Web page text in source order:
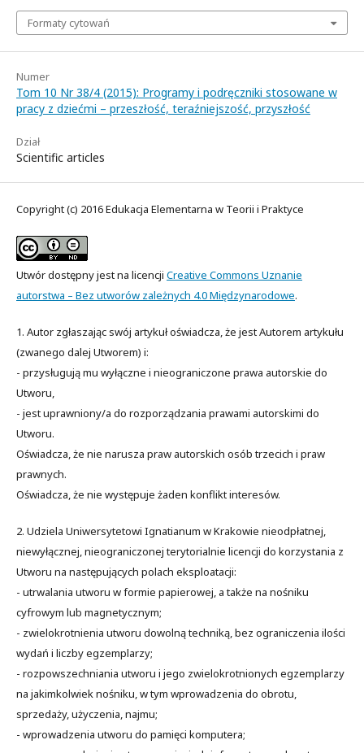
Formaty cytowań
Numer
Tom 10 Nr 38/4 (2015): Programy i podręczniki stosowane w
pracy z dziećmi – przeszłość, teraźniejszość, przyszłość
Dział
Scientific articles
Copyright (c) 2016 Edukacja Elementarna w Teorii i Praktyce
Utwór dostępny jest na licencji Creative Commons Uznanie
autorstwa – Bez utworów zależnych 4.0 Międzynarodowe.
1. Autor zgłaszając swój artykuł oświadcza, że jest Autorem artykułu
(zwanego dalej Utworem) i:
- przysługują mu wyłączne i nieograniczone prawa autorskie do
Utworu,
- jest uprawniony/a do rozporządzania prawami autorskimi do
Utworu.
Oświadcza, że nie narusza praw autorskich osób trzecich i praw
prawnych.
Oświadcza, że nie występuje żaden konflikt interesów.
2. Udziela Uniwersytetowi Ignatianum w Krakowie nieodpłatnej,
niewyłącznej, nieograniczonej terytorialnie licencji do korzystania z
Utworu na następujących polach eksploatacji:
- utrwalania utworu w formie papierowej, a także na nośniku
cyfrowym lub magnetycznym;
- zwielokrotnienia utworu dowolną techniką, bez ograniczenia ilości
wydań i liczby egzemplarzy;
- rozpowszechniania utworu i jego zwielokrotnionych egzemplarzy
na jakimkolwiek nośniku, w tym wprowadzenia do obrotu,
sprzedaży, użyczenia, najmu;
- wprowadzenia utworu do pamięci komputera;